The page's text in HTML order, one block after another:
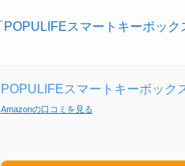
POPULIFEスマートキーボック
POPULIFEスマートキーボック
Amazonの口コミを見る